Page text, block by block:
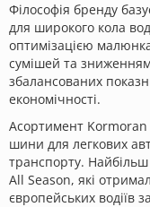
Філософія бренду
для широкого кола
оптимізацією
сумішей та
збалансованих
економічності.
Асортимент Kormoran
шини для легкових
транспорту.
All Season, які
європейських водіїв